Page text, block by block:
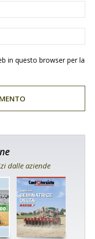
in questo browser per la
dalle aziende